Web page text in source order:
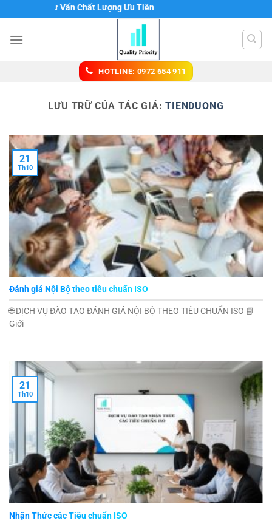
đến
nội
Tư Vấn Chất Lượng Ưu Tiên
HOTLINE: 0972 654 911
LƯU TRỮ CỦA TÁC GIẢ:TIENDUONG
Đánh giá Nội Bộ theo tiêu chuẩn ISO
🌐 DỊCH VỤ ĐÀO TẠO ĐÁNH GIÁ NỘI BỘ THEO TIÊU CHUẨN ISO 📘
Giới
21
Th10
Nhận Thức các Tiêu chuẩn ISO
21
Th10